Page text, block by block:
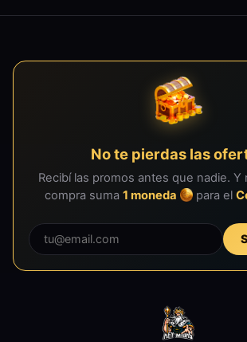
No te pierdas las
Recibí las promos antes que nadie. Y
compra suma 1 moneda para el